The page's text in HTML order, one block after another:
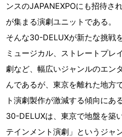
ンスのJAPANEXPOにも招待さ
が集まる演劇ユニットである。
そんな30-DELUXが新たな挑戦
ミュージカル、ストレートプレ
劇など、幅広いジャンルのエン
んであるが、東京を離れた地方
ト演劇製作が激減する傾向にある
30-DELUXは、東京で地盤を築
テインメント演劇」というジャ